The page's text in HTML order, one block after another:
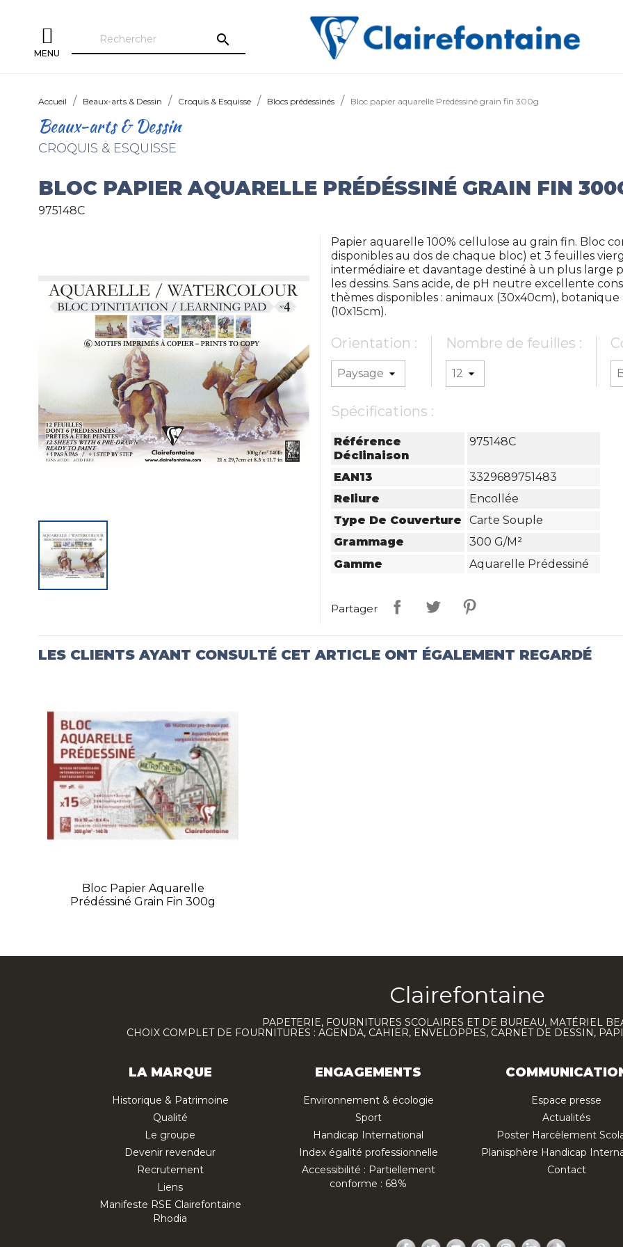
MENU
search
Accueil Beaux-arts & Dessin Croquis & Esquisse Blocs prédessinés Bloc papier aquarelle Prédéssiné grain fin 300g
Beaux-arts & Dessin
CROQUIS & ESQUISSE
BLOC PAPIER AQUARELLE PRÉDÉSSINÉ GRAIN FIN
975148C
Papier aquarelle 100% cellulose au grain fin. Bloc
disponibles au dos de chaque bloc) et 3 feuilles
intermédiaire et davantage destiné à un plus large
les dessins. Sans acide, de pH neutre excellente
thèmes disponibles : animaux (30x40cm),
(10x15cm).
Orientation : Nombre de feuilles :
Spécifications :
Référence
Déclinaison
975148C
EAN13
3329689751483
Reliure
Encollée
Type De Couverture
Carte Souple
Grammage
300 G/m²
Gamme
Aquarelle Prédessiné
Partager
LES CLIENTS AYANT CONSULTÉ CET ARTICLE ONT ÉGALEMENT REGARDÉ
Bloc Papier Aquarelle
Prédéssiné Grain Fin 300g
Clairefontaine
PAPETERIE, FOURNITURES SCOLAIRES ET DE BUREAU, MATÉRIEL
CHOIX COMPLET DE FOURNITURES : AGENDA, CAHIER, ENVELOPPES, CARNET DE DESSIN,
LA MARQUE
Historique & Patrimoine
Qualité
Le groupe
Devenir revendeur
Recrutement
Liens
Manifeste RSE Clairefontaine
Rhodia
ENGAGEMENTS
Environnement & écologie
Sport
Handicap International
Index égalité professionnelle
Accessibilité : Partiellement
conforme : 68%
Espace presse
Actualités
Poster Harcèlement
Planisphère Handicap
Contact